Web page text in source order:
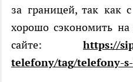
за границей, так
хорошо сэкономить
сайте: https://
telefony/tag/telefony-